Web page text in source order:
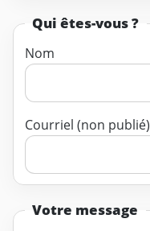
Qui êtes-vous ?
Nom
Courriel (non publié)
Votre message